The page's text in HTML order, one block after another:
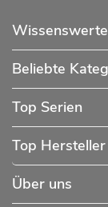
Beliebte
Top Serien
Top Hersteller
Über uns